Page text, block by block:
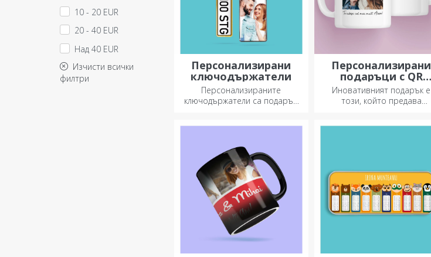
10 - 20 EUR
20 - 40 EUR
Над 40 EUR
Изчисти всички
филтри
Персонализирани
ключодържатели
Персонализираните
ключодържатели са подарък,
Персонализирани
подаръци с QR
кодове
Иновативният подарък е
този, който предава